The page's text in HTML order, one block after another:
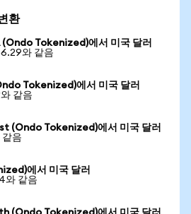
환
Tokenized)에서 미국 달러
와 같음
Tokenized)에서 미국 달러
같음
(Ondo Tokenized)에서 미국 달러
같음
에서 미국 달러
와 같음